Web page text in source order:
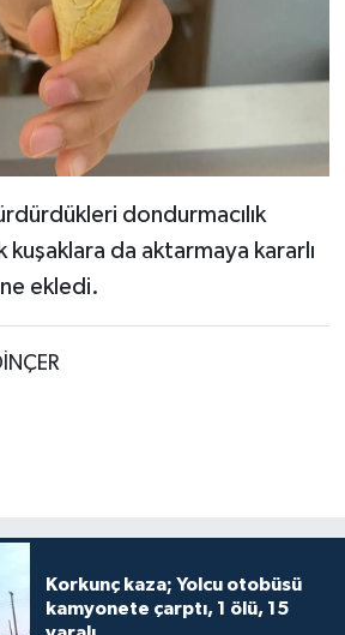
dondurmacılık
da aktarmaya kararlı
ekledi.
Korkunç kaza; Yolcu otobüsü
kamyonete çarptı, 1 ölü, 15